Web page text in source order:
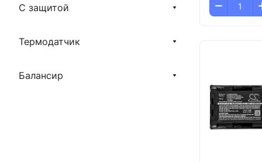
С защитой
Термодатчик
Балансир